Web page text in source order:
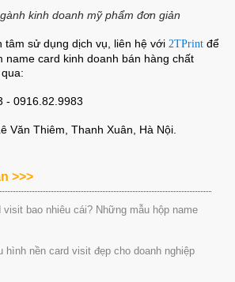
kinh doanh mỹ phẩm đơn giản
tâm sử dụng dịch vụ, liên hệ với 2TPrint để
name card kinh doanh bán hàng chất
- 0916.82.9983
Văn Thiêm, Thanh Xuân, Hà Nội.
>>>
bao nhiêu cái? Những mẫu hộp name
hình nền card visit đẹp cho doanh nghiệp